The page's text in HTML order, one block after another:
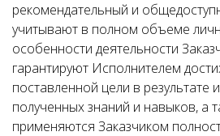
рекомендательный и
учитывают в полном объеме
особенности деятельности
гарантируют Исполнителем
поставленной цели в результате
полученных знаний и навыков, а
применяются Заказчиком